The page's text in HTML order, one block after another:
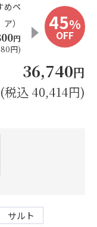
めペ
ア）
円
円)
45%
OFF
36,740円
(税込 40,414円)
サルト